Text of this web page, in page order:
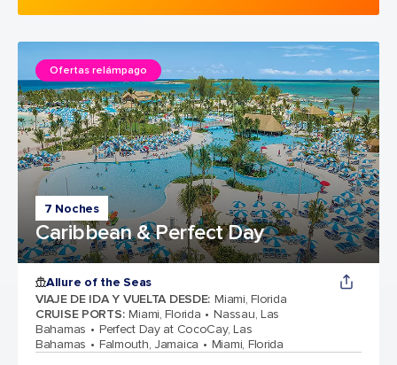
7 Noches
Caribbean & Perfect Day
Ofertas relámpago
Allure of the Seas
VIAJE DE IDA Y VUELTA DESDE: Miami, Florida
CRUISE PORTS: Miami, Florida
Nassau, Las
Bahamas
Perfect Day at CocoCay, Las
Bahamas
Falmouth, Jamaica Miami, Florida